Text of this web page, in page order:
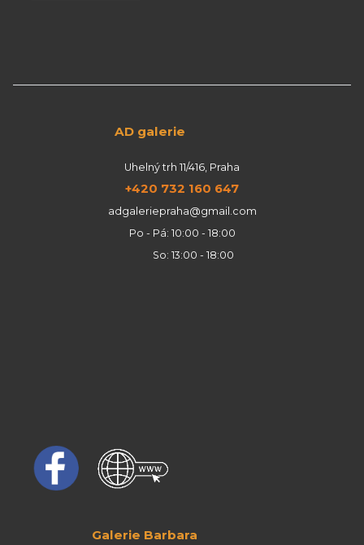
AD galerie
Uhelný trh 11/416, Praha
+420 732 160 647
adgaleriepraha@gmail.com
Po - Pá: 10:00 - 18:00
So: 13:00 - 18:00
Galerie Barbara